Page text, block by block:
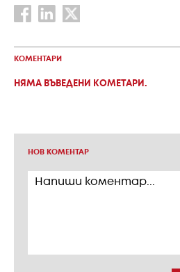
КОМЕНТАРИ
НЯМА ВЪВЕДЕНИ КОМЕТАРИ.
НОВ КОМЕНТАР